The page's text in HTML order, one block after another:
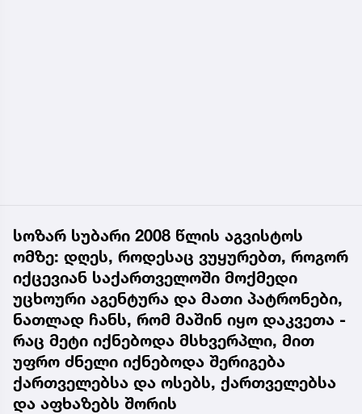
სოზარ სუბარი 2008 წლის აგვისტოს
ომზე: დღეს, როდესაც ვუყურებთ, როგორ
იქცევიან საქართველოში მოქმედი
უცხოური აგენტურა და მათი პატრონები,
ნათლად ჩანს, რომ მაშინ იყო დაკვეთა -
რაც მეტი იქნებოდა მსხვერპლი, მით
უფრო ძნელი იქნებოდა შერიგება
ქართველებსა და ოსებს, ქართველებსა
და აფხაზებს შორის